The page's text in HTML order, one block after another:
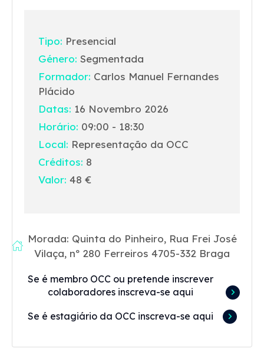
Tipo: Presencial
Género: Segmentada
Formador: Carlos Manuel Fernandes
Plácido
Datas: 16 Novembro 2026
Horário: 09:00 - 18:30
Local: Representação da OCC
Créditos: 8
Valor: 48 €
Morada: Quinta do Pinheiro, Rua Frei José
Vilaça, nº 280 Ferreiros 4705-332 Braga
Se é membro OCC ou pretende inscrever
colaboradores inscreva-se aqui
Se é estagiário da OCC inscreva-se aqui